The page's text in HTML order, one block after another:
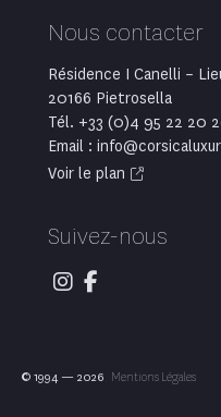
Villa de 200 m — 4 chambres
Villa
Ajaccio, la
Discrétion, calme absolu
minutes de la ville, cette
des nuisances.